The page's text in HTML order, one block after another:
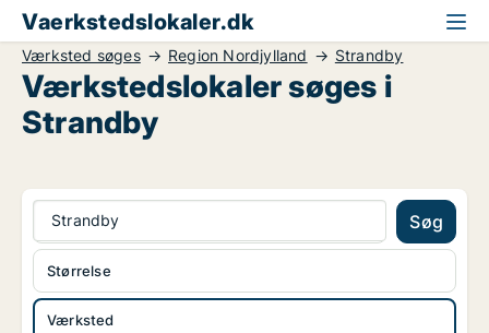
Vaerkstedslokaler.dk
Værksted søges Region Nordjylland Strandby
Værkstedslokaler søges i
Strandby
Strandby Søg
Værksted
Størrelse